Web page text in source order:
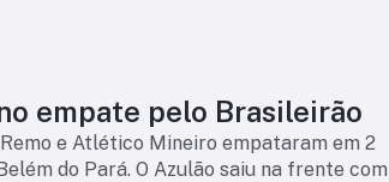
empate pelo Brasileirão
e Atlético Mineiro empataram em 2
do Pará. O Azulão saiu na frente com